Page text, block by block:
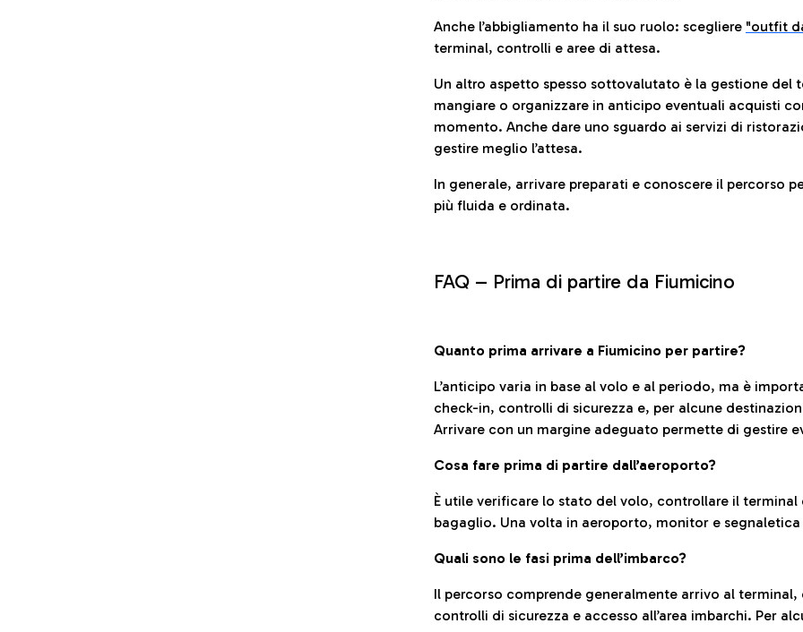
Anche l’abbigliamento ha il suo ruolo: scegliere "outfit
terminal, controlli e aree di attesa.
Un altro aspetto spesso sottovalutato è la gestione del
mangiare o organizzare in anticipo eventuali acquisti
momento. Anche dare uno sguardo ai servizi di
gestire meglio l’attesa.
In generale, arrivare preparati e conoscere il percorso
più fluida e ordinata.
FAQ – Prima di partire da Fiumicino
Quanto prima arrivare a Fiumicino per partire?
L’anticipo varia in base al volo e al periodo, ma è
check-in, controlli di sicurezza e, per alcune
Arrivare con un margine adeguato permette di gestire
Cosa fare prima di partire dall’aeroporto?
È utile verificare lo stato del volo, controllare il
bagaglio. Una volta in aeroporto, monitor e
Quali sono le fasi prima dell’imbarco?
Il percorso comprende generalmente arrivo al
controlli di sicurezza e accesso all’area imbarchi. Per